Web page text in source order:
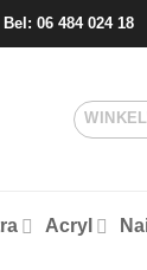
Bel: 06 484 024 18
Acryl